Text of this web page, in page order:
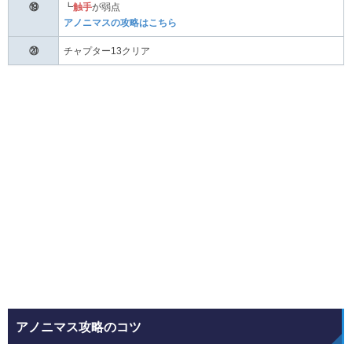
⑲
┗触手が弱点
アノニマスの攻略はこちら
⑳ チャプター13クリア
アノニマス攻略のコツ